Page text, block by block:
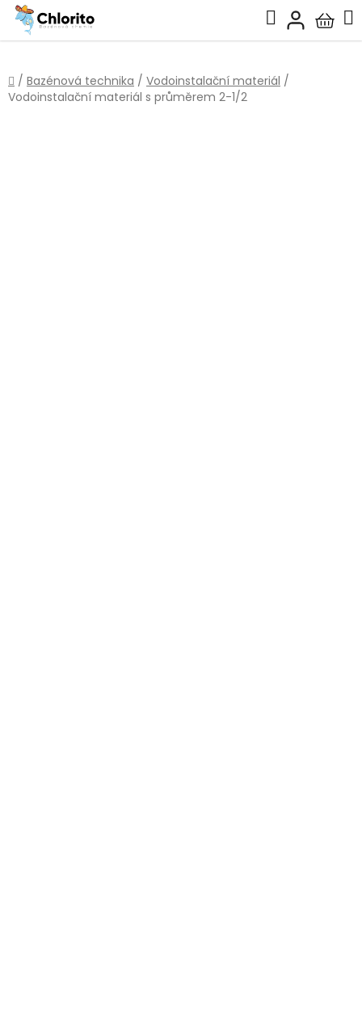
Přejít
obsah
Hledat
košík
Domů
/ Bazénová technika / Vodoinstalační materiál /
Vodoinstalační materiál s průměrem 2-1/2